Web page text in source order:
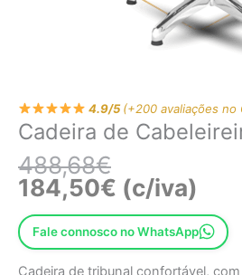
4.9/5(+200 avaliações no
Cadeira de
488,68€
184,50€ (c/iva)
Fale connosco no WhatsApp
Cadeira de tribunal confortável,